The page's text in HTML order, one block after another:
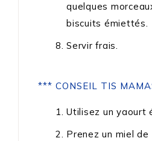
quelques
biscuits émiettés.
Servir frais.
*** CONSEIL TIS
Utilisez un yaourt
Prenez un miel de